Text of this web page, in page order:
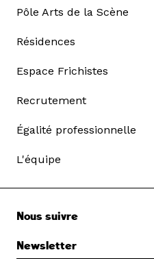
Pôle Arts de la Scène
Résidences
Espace Frichistes
Recrutement
Égalité professionnelle
L'équipe
Nous suivre
Newsletter